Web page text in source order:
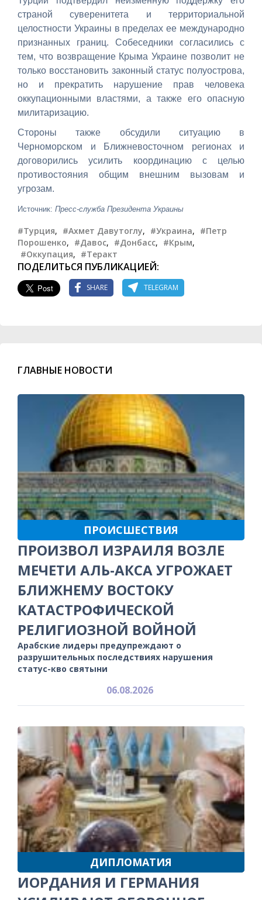
страной суверенитета и территориальной
целостности Украины в пределах ее международно
признанных границ. Собеседники согласились с
тем, что возвращение Крыма Украине позволит не
только восстановить законный статус полуострова,
но и прекратить нарушение прав человека
оккупационными властями, а также его опасную
милитаризацию.
Стороны также обсудили ситуацию в
Черноморском и Ближневосточном регионах и
договорились усилить координацию с целью
противостояния общим внешним вызовам и
угрозам.
Источник: Пресс-служба Президента Украины
#Турция, #Ахмет Давутоглу, #Украина, #Петр
Порошенко, #Давос, #Донбасс, #Крым,
#Оккупация, #Теракт
ПОДЕЛИТЬСЯ ПУБЛИКАЦИЕЙ:
SHARE TELEGRAM
ГЛАВНЫЕ НОВОСТИ
ПРОИСШЕСТВИЯ
ПРОИЗВОЛ ИЗРАИЛЯ ВОЗЛЕ
МЕЧЕТИ АЛЬ-АКСА УГРОЖАЕТ
БЛИЖНЕМУ ВОСТОКУ
КАТАСТРОФИЧЕСКОЙ
РЕЛИГИОЗНОЙ ВОЙНОЙ
Арабские лидеры предупреждают о
разрушительных последствиях нарушения
статус-кво святыни
06.08.2026
ДИПЛОМАТИЯ
ИОРДАНИЯ И ГЕРМАНИЯ